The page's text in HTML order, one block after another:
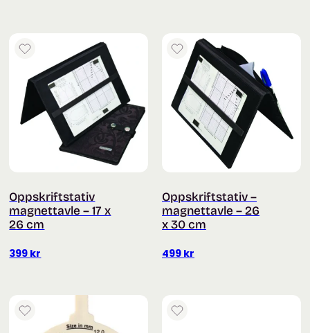
Oppskriftstativ
magnettavle – 17 x
26 cm
399 kr
Oppskriftstativ –
magnettavle – 26
x 30 cm
499 kr